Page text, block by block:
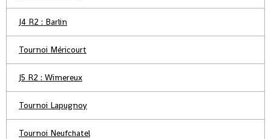
J4 R2 : Barlin
Tournoi Méricourt
J5 R2 : Wimereux
Tournoi Lapugnoy
Tournoi Neufchatel